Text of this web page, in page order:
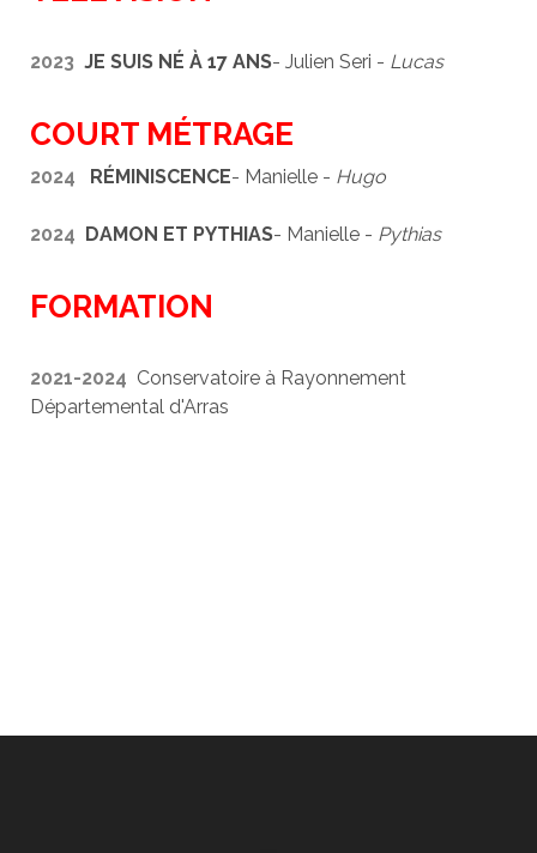
2023 JE SUIS NÉ À 17 ANS- Julien Seri - Lucas
COURT MÉTRAGE
2024 RÉMINISCENCE- Manielle - Hugo
2024 DAMON ET PYTHIAS- Manielle - Pythias
FORMATION
2021-2024 Conservatoire à Rayonnement
Départemental d'Arras